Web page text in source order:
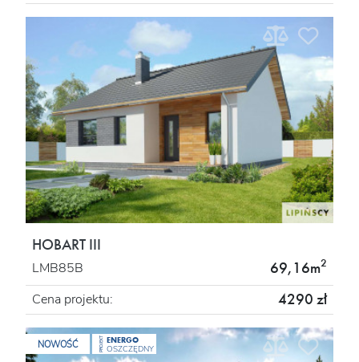
HOBART III
LMB85B 69,16m2
Cena projektu: 4290 zł
NOWOŚĆ PROJEKT ENERGO
OSZCZĘDNY